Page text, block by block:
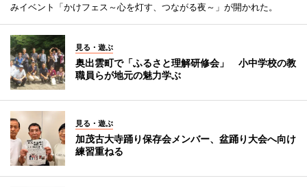
みイベント「かけフェス～心を灯す、つながる夜～」が開かれた。
見る・遊ぶ
奥出雲町で「ふるさと理解研修会」 小中学校の教
職員らが地元の魅力学ぶ
見る・遊ぶ
加茂古大寺踊り保存会メンバー、盆踊り大会へ向け
練習重ねる